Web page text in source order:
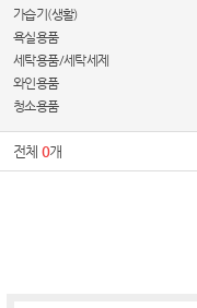
가습기(생활)
욕실용품
세탁용품/세탁세제
와인용품
청소용품
전체0개